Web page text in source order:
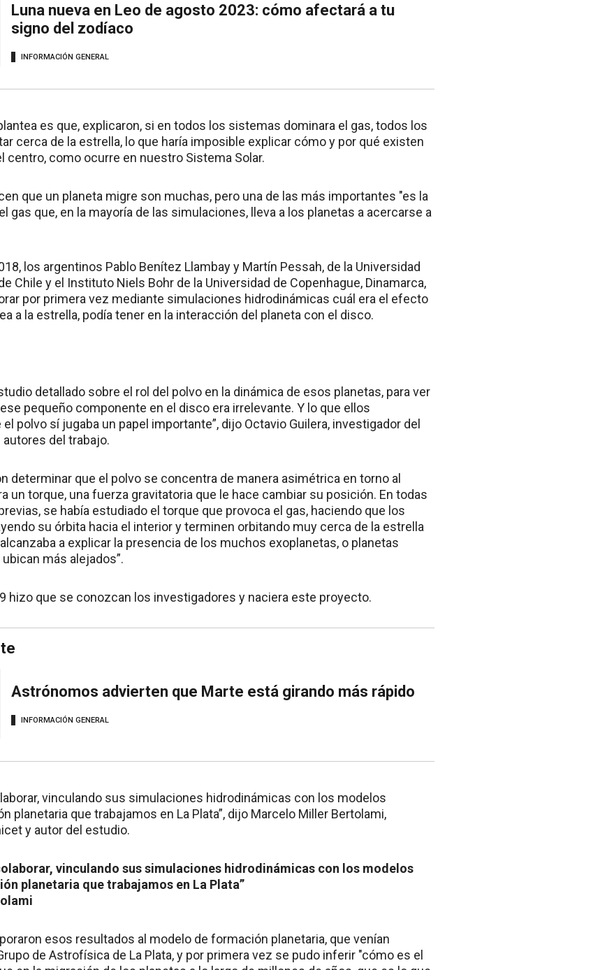
Luna nueva en Leo de agosto 2023: cómo afectará a tu
signo del zodíaco
INFORMACIÓN GENERAL
es que, explicaron, si en todos los sistemas dominara el gas, todos los
cerca de la estrella, lo que haría imposible explicar cómo y por qué existen
centro, como ocurre en nuestro Sistema Solar.
que un planeta migre son muchas, pero una de las más importantes "es la
gas que, en la mayoría de las simulaciones, lleva a los planetas a acercarse a
los argentinos Pablo Benítez Llambay y Martín Pessah, de la Universidad
Chile y el Instituto Niels Bohr de la Universidad de Copenhague, Dinamarca,
por primera vez mediante simulaciones hidrodinámicas cuál era el efecto
a la estrella, podía tener en la interacción del planeta con el disco.
detallado sobre el rol del polvo en la dinámica de esos planetas, para ver
pequeño componente en el disco era irrelevante. Y lo que ellos
polvo sí jugaba un papel importante”, dijo Octavio Guilera, investigador del
del trabajo.
determinar que el polvo se concentra de manera asimétrica en torno al
un torque, una fuerza gravitatoria que le hace cambiar su posición. En todas
se había estudiado el torque que provoca el gas, haciendo que los
su órbita hacia el interior y terminen orbitando muy cerca de la estrella
a explicar la presencia de los muchos exoplanetas, o planetas
más alejados”.
hizo que se conozcan los investigadores y naciera este proyecto.
Astrónomos advierten que Marte está girando más rápido
INFORMACIÓN GENERAL
vinculando sus simulaciones hidrodinámicas con los modelos
planetaria que trabajamos en La Plata”, dijo Marcelo Miller Bertolami,
y autor del estudio.
vinculando sus simulaciones hidrodinámicas con los modelos
planetaria que trabajamos en La Plata”
esos resultados al modelo de formación planetaria, que venían
de Astrofísica de La Plata, y por primera vez se pudo inferir "cómo es el